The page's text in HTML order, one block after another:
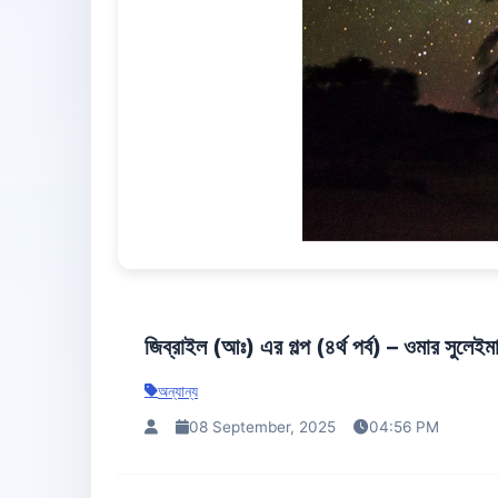
জিব্রাইল (আঃ) এর গল্প (৪র্থ পর্ব) – ওমার
অন্যান্য
08 September, 2025 04:56 PM